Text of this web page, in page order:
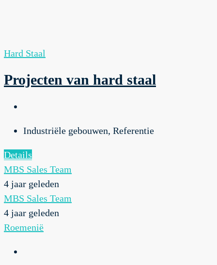
Hard Staal
Projecten van hard staal
Industriële gebouwen, Referentie
Details
MBS Sales Team
4 jaar geleden
MBS Sales Team
4 jaar geleden
Roemenië